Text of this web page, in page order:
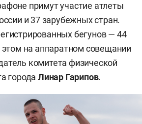
примут участие атлеты
и 37 зарубежных стран.
бегунов — 44
на аппаратном совещании
комитета физической
городаЛинар Гарипов.